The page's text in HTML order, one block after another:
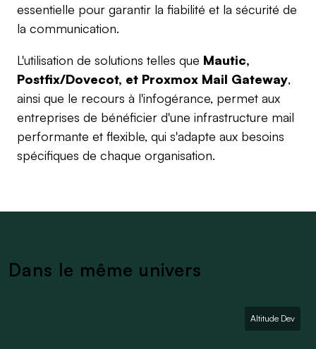
essentielle pour garantir la fiabilité et la sécurité de
la communication.
L'utilisation de solutions telles que Mautic,
Postfix/Dovecot, et Proxmox Mail Gateway,
ainsi que le recours à l'infogérance, permet aux
entreprises de bénéficier d'une infrastructure mail
performante et flexible, qui s'adapte aux besoins
spécifiques de chaque organisation.
Dans le même univers
Altitude Dev